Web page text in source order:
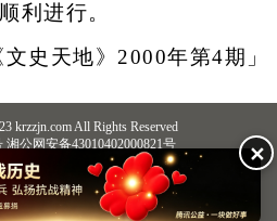
利进行。
天地》2000年第4期」
krzzjn.com All Rights Reserved
湘公网安备43010402000821号
长沙市互联网违法和不良信息举报中心
19198230121（微信同号）
15116420702
：2652168198
✕